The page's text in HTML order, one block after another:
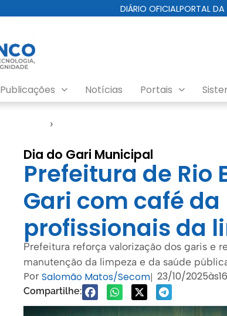
DIÁRIO OFICIALPORTAL DA
Publicações Notícias Portais
›
Dia do Gari Municipal
Prefeitura de Rio
Gari com café
profissionais da
Prefeitura reforça valorização dos garis e
manutenção da limpeza e da saúde
PorSalomão Matos/Secom| 23/10/2025às
Compartilhe: